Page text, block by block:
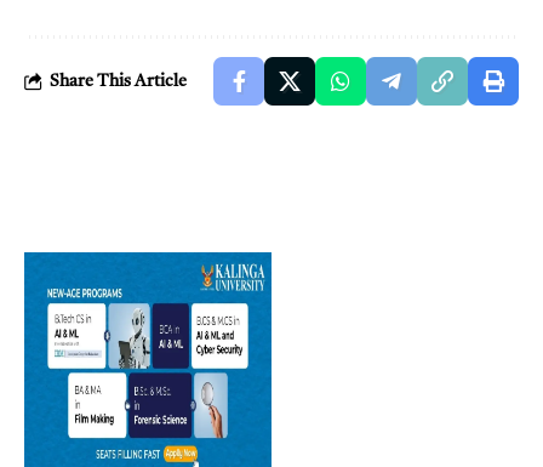
Share This Article